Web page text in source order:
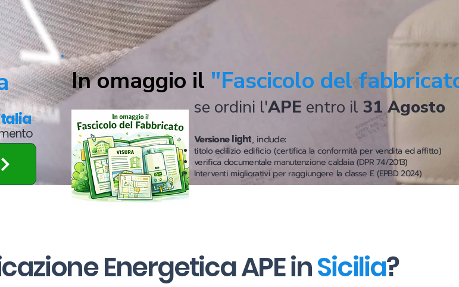
In omaggio il "Fascicolo del
se ordini l'APE entro il 31 Agosto
Versionelight, include:
titolo edilizio edificio (certifica la conformità per vendita ed affitto)
verifica documentale manutenzione caldaia (DPR 74/2013)
Interventi migliorativi per raggiungere la classe E (EPBD 2024)
Energetica APE inSicilia?